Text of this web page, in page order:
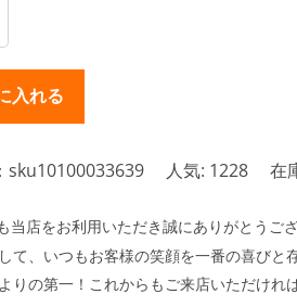
sku10100033639 人気: 1228 在
当店をお利用いただき誠にありがとうご
て、いつもお客様の笑顔を一番の喜び
りの第一！これからもご来店いただけれ